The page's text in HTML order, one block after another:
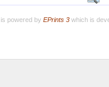
powered by EPrints 3which is